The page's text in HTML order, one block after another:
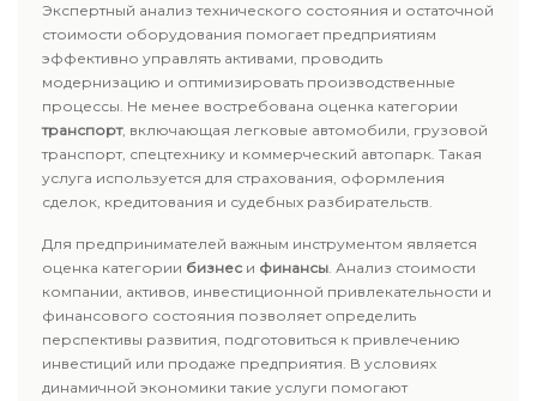
Экспертный анализ технического состояния и остаточной
стоимости оборудования помогает предприятиям
эффективно управлять активами, проводить
модернизацию и оптимизировать производственные
процессы. Не менее востребована оценка категории
транспорт, включающая легковые автомобили, грузовой
транспорт, спецтехнику и коммерческий автопарк. Такая
услуга используется для страхования, оформления
сделок, кредитования и судебных разбирательств.
Для предпринимателей важным инструментом является
оценка категории бизнес и финансы. Анализ стоимости
компании, активов, инвестиционной привлекательности и
финансового состояния позволяет определить
перспективы развития, подготовиться к привлечению
инвестиций или продаже предприятия. В условиях
динамичной экономики такие услуги помогают